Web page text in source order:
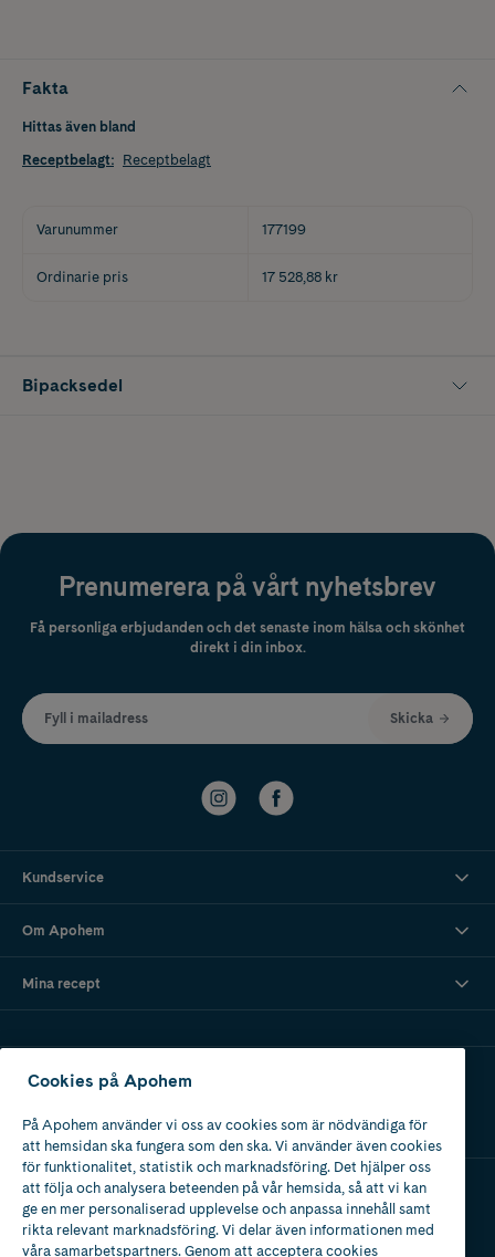
Fakta
Hittas även bland
Receptbelagt: Receptbelagt
Varunummer 177199
Ordinarie pris 17 528,88 kr
Bipacksedel
Prenumerera på vårt nyhetsbrev
Få personliga erbjudanden och det senaste inom hälsa och skönhet
direkt i din inbox.
Fyll i mailadress Skicka
Kundservice
Om Apohem
Mina recept
Ladda ner vår app
Apotek med tillstånd
av Läkemedelsverket
Cookies på Apohem
På Apohem använder vi oss av cookies som är nödvändiga för
att hemsidan ska fungera som den ska. Vi använder även cookies
för funktionalitet, statistik och marknadsföring. Det hjälper oss
att följa och analysera beteenden på vår hemsida, så att vi kan
ge en mer personaliserad upplevelse och anpassa innehåll samt
rikta relevant marknadsföring. Vi delar även informationen med
våra samarbetspartners. Genom att acceptera cookies